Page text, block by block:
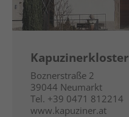
Kapuzinerkloster
Boznerstraße 2
39044 Neumarkt
Tel. +39 0471 812214
www.kapuziner.at